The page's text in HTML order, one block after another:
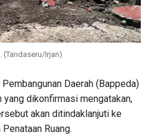
(Tandaseru/Irjan)
Daerah (Bappeda)
yang dikonfirmasi mengatakan,
akan ditindaklanjuti ke
Ruang.